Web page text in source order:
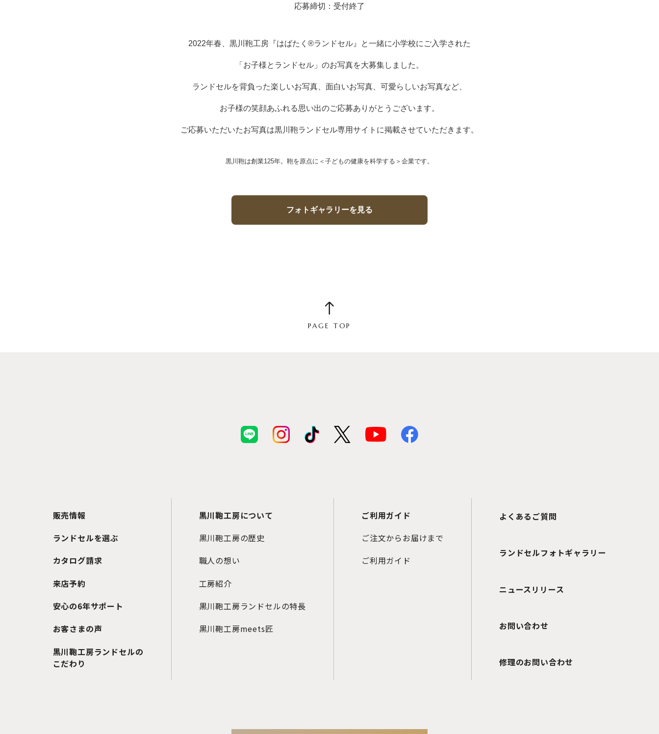
応募締切：受付終了
2022年春、 黒川鞄工房『はばたく®ランドセル』と一緒に小学校にご入学された
「お子様とランドセル」のお写真を大募集しました。
ランドセルを背負った楽しいお写真、 面白いお写真、可愛らしいお写真など、
お子様の笑顔あふれる思い出のご応募ありがとうございます。
ご応募いただいたお写真は黒川鞄ランドセル専用サイトに掲載させていただきます。
黒川鞄は創業125年。 鞄を原点に＜子どもの健康を科学する＞企業です。
フォトギャラリーを見る
PAGE TOP
販売情報
ランドセルを選ぶ
カタログ請求
来店予約
安心の6年サポート
お客さまの声
黒川鞄工房ランドセルの
こだわり
黒川鞄工房について
黒川鞄工房の歴史
職人の想い
工房紹介
黒川鞄工房ランドセルの特長
黒川鞄工房meets匠
ご利用ガイド
ご注文からお届けまで
ご利用ガイド
よくあるご質問
ランドセルフォトギャラリー
ニュースリリース
お問い合わせ
修理のお問い合わせ